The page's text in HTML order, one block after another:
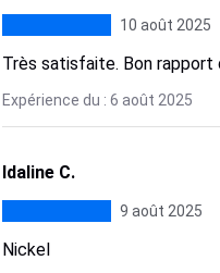
10 août 2025
Très satisfaite. Bon rapport
Expérience du : 6 août 2025
Idaline C.
9 août 2025
Nickel